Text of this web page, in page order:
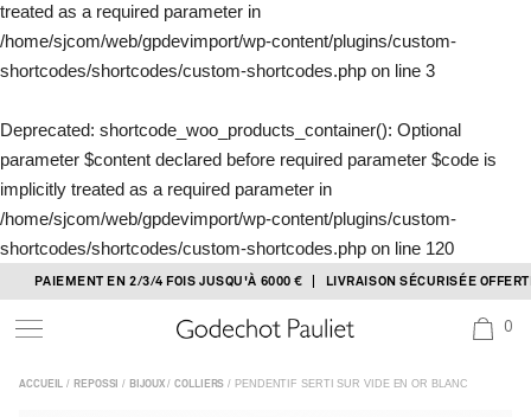
treated as a required parameter in
/home/sjcom/web/gpdevimport/wp-content/plugins/custom-
shortcodes/shortcodes/custom-shortcodes.php on line 3
Deprecated: shortcode_woo_products_container(): Optional
parameter $content declared before required parameter $code is
implicitly treated as a required parameter in
/home/sjcom/web/gpdevimport/wp-content/plugins/custom-
shortcodes/shortcodes/custom-shortcodes.php on line 120
to
content
PAIEMENT EN 2/3/4 FOIS JUSQU'À 6000 € | LIVRAISON SÉCURISÉE OFFERTE
0
ACCUEIL / REPOSSI / BIJOUX/COLLIERS / PENDENTIF SERTI SUR VIDE EN OR BLANC